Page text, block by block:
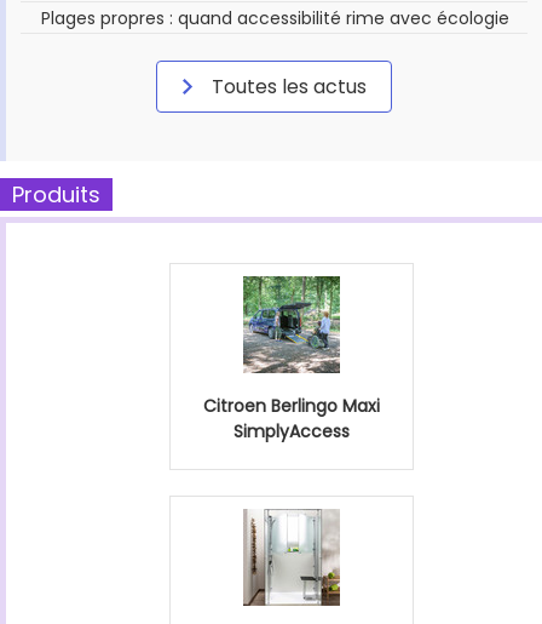
Plages propres : quand accessibilité rime avec écologie
Toutes les actus
Produits
Citroen Berlingo Maxi
SimplyAccess